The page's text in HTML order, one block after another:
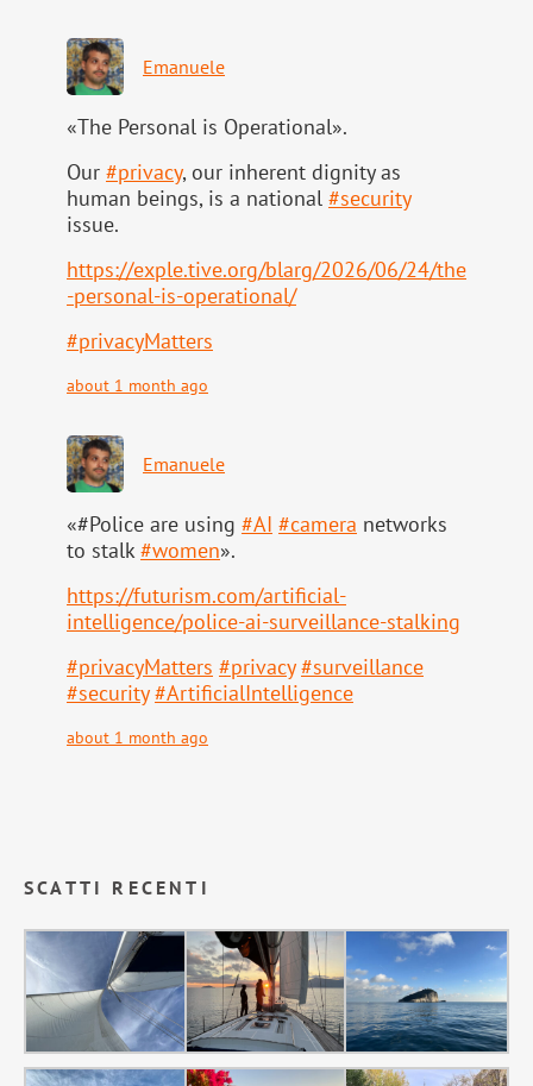
Emanuele
«The Personal is Operational».
Our #privacy, our inherent dignity as
human beings, is a national #security
issue.
https://exple.tive.org/blarg/2026/06/24/the
-personal-is-operational/
#privacyMatters
about 1 month ago
Emanuele
«#Police are using #AI #camera networks
to stalk#women».
https://futurism.com/artificial-
intelligence/police-ai-surveillance-stalking
#privacyMatters #privacy #surveillance
#security #ArtificialIntelligence
about 1 month ago
SCATTI RECENTI